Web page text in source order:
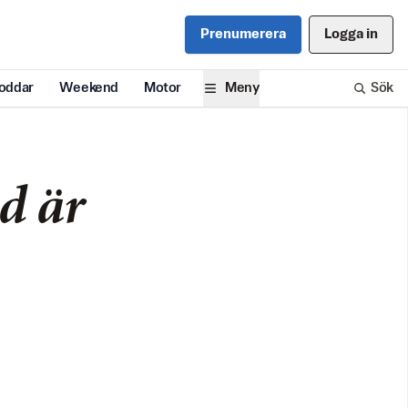
Prenumerera Logga in
Weekend Motor Meny Sök
är